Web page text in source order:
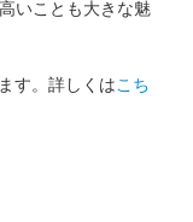
いことも大きな魅
す。詳しくはこち